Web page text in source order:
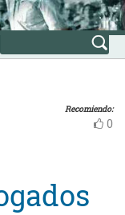
Recomiendo:
0